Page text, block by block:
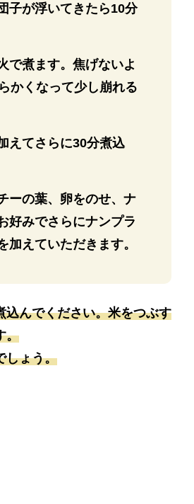
子が浮いてきたら10分
で煮ます。焦げないよ
かくなって少し崩れる
えてさらに30分煮込
ーの葉、卵をのせ、ナ
好みでさらにナンプラ
えていただきます。
込んでください。米をつぶす
。
しょう。